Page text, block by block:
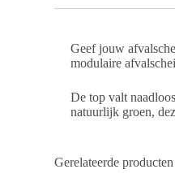
Geef jouw
modulaire
De top valt
natuurlijk groen,
Gerelateerde producten